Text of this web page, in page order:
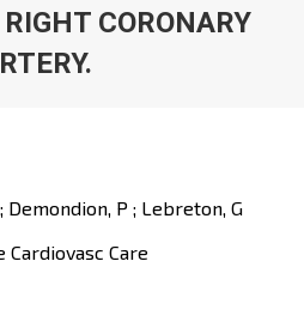
CORONARY
P ; Lebreton, G
Cardiovasc Care